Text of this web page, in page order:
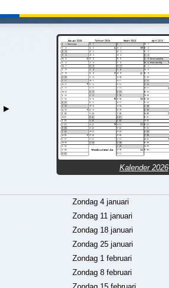
Kalender 2026
Zondag 4 januari
Zondag 11 januari
Zondag 18 januari
Zondag 25 januari
Zondag 1 februari
Zondag 8 februari